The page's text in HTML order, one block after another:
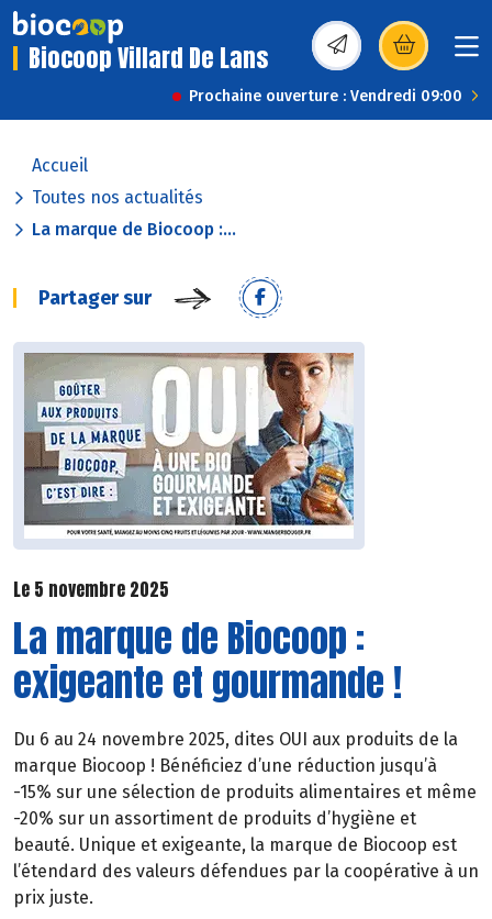
Biocoop Villard De Lans (s’ouvre dans une
Prochaine ouverture : Vendredi 09:00
Accueil
Toutes nos actualités
La marque de Biocoop :...
Partager sur
Le 5 novembre 2025
La marque de Biocoop :
exigeante et gourmande !
Du 6 au 24 novembre 2025, dites OUI aux produits de la
marque Biocoop ! Bénéficiez d’une réduction jusqu’à
-15% sur une sélection de produits alimentaires et même
-20% sur un assortiment de produits d’hygiène et
beauté. Unique et exigeante, la marque de Biocoop est
l’étendard des valeurs défendues par la coopérative à un
prix juste.